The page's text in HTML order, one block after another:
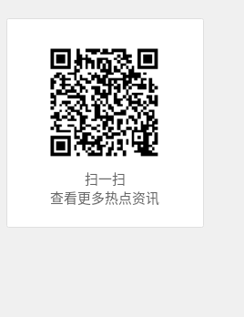
扫一扫
查看更多热点资讯